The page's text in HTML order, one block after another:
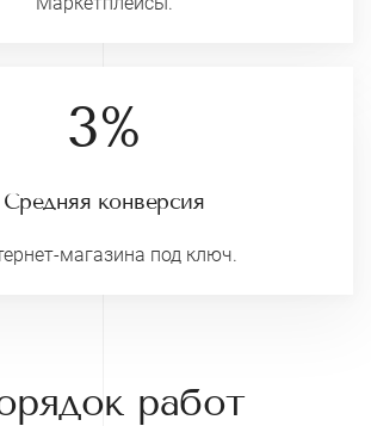
3%
Средняя конверсия
магазина под ключ.
работ